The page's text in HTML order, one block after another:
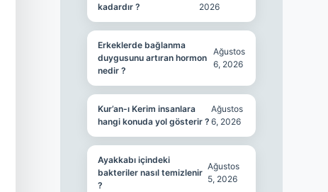
kadardır ?
2026
Erkeklerde bağlanma
duygusunu artıran hormon
nedir ?
Ağustos
6, 2026
Kur’an-ı Kerim insanlara
hangi konuda yol gösterir ?
Ağustos
6, 2026
Ayakkabı içindeki
bakteriler nasıl temizlenir
?
Ağustos
5, 2026